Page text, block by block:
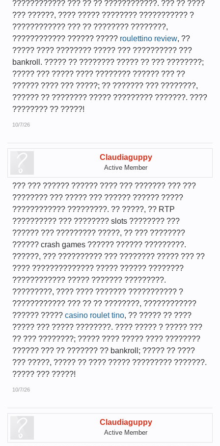
???????????? ??? ?? ?? ????????????. ??? ?? ????
??? ??????, ???? ????? ???????? ??????????? ?
???????????? ??? ?? ???????? ????????,
???????????? ?????? ????? roulettino review, ??
????? ???? ???????? ????? ??? ?????????? ???
bankroll. ????? ?? ???????? ????? ?? ??? ????????;
????? ??? ????? ???? ???????? ?????? ??? ??
?????? ???? ??? ?????; ?? ??????? ??? ????????,
?????? ?? ???????? ????? ????????? ???????. ????
???????? ?? ?????!
10/7/26
Claudiaguppy
Active Member
??? ??? ?????? ?????? ???? ??? ??????? ??? ???
???????? ??? ????? ??? ?????? ?????? ?????
???????????? ?????????. ?? ?????, ?? RTP
?????????? ??? ???????? slots ???????? ???
?????? ??? ????????? ?????, ?? ??? ????????
?????? crash games ?????? ?????? ?????????.
??????, ??? ?????????? ??? ???????? ????? ??? ??
???? ?????????????? ????? ?????? ????????
???????????? ????? ??????? ?????????.
?????????, ???? ???? ??????? ??????????? ?
???????????? ??? ?? ?? ????????, ????????????
?????? ????? casino roulet tino, ?? ????? ?? ????
????? ??? ????? ????????. ???? ????? ? ????? ???
?? ??? ????????; ????? ???? ????? ???? ????????
?????? ??? ?? ??????? ?? bankroll; ????? ?? ????
??? ?????, ????? ?? ???? ????? ????????? ???????.
????? ??? ?????!
10/7/26
Claudiaguppy
Active Member